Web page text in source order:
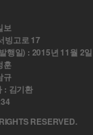
보
빙고로 17
행일) : 2015년 11월 2일
훈
규
: 김기환
RESERVED.